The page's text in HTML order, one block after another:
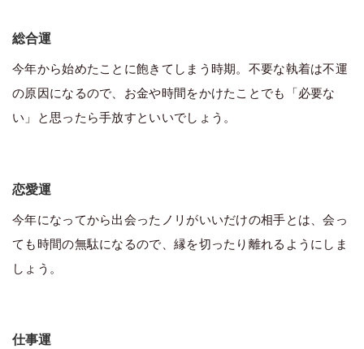
総合運
今年から始めたことに飽きてしまう時期。不要な執着は不運
の原因になるので、お金や時間をかけたことでも「必要な
い」と思ったら手放すといいでしょう。
恋愛運
今年になってから出会ったノリがいいだけの相手とは、会っ
ても時間の無駄になるので、縁を切ったり離れるようにしま
しょう。
仕事運